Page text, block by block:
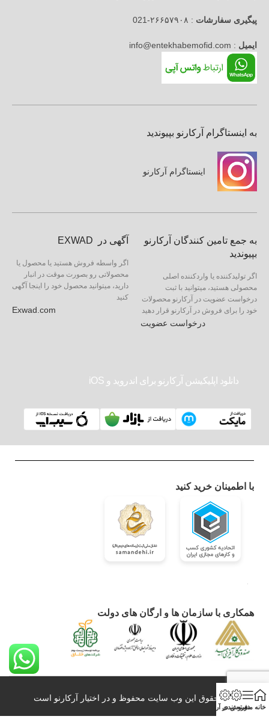
پیگیری سفارشات : ۲۶۶۵۷۹۰۸-021
ایمیل : info@entekhabemofid.com
به اینستاگرام آرکارنو بپیوندید
اینستاگرام آرکارنو
به جمع تامین کنندگان آرکارنو
بپیوندید
اگر تولیدکننده یا واردکننده اصلی
محصولی هستید، میتوانید با ثبت
درخواست عضویت در آرکارنو محصولات
خود را برای فروش در آرکارنو قرار دهید
درخواست عضویت
آگهی در EXWAD
اگر واسطه فروش هستید یا محصول یا
محصولاتی رو بصورت موقت در انبار
دارید، میتوانید محصول خود را اینجا آگهی
کنید
Exwad.com
دانلود اپلیکیشن آرکارنو برای اندروید و iOS
با اطمینان خرید کنید
همکاری با سازمان ها و ارگان های دولت
کلیه حقوق این وب سایت محفوظ و در اختیار آرکارنو است
خانه منو
دسته بندی
فروش در آرکارنو